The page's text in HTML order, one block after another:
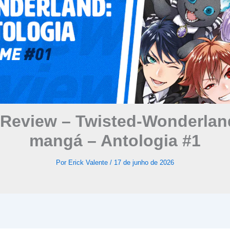
– Twisted-
mangá – Antologia #1
Por Erick Valente / 17 de junho de 2026